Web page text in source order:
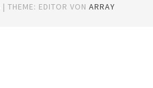
|THEME: EDITOR VONARRAY